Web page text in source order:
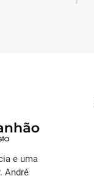
e uma
André